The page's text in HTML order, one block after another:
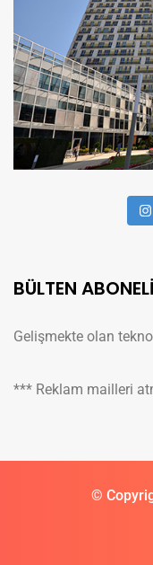
BÜLTEN
Gelişmekte olan
*** Reklam mailleri
©